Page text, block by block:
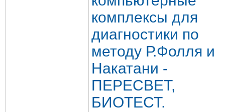
комплексы для
диагностики по
методу Р.Фолля и
Накатани -
ПЕРЕСВЕТ,
БИОТЕСТ.